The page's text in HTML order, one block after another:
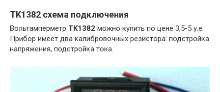
TK1382 схема подключения
Вольтамперметр TK1382 можно купить по цене 3,5-5 у.е.
Прибор имеет два калибровочных резистора: подстройка
напряжения, подстройка тока.